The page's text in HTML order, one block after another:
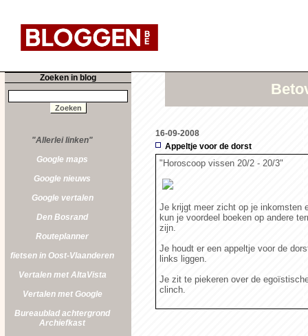
Zoeken in blog
"Allerlei linken"
Google maps
Google nieuws
Google vertalen
Den Bosrand
Routeplanner
fietsen in Oost-Vlaanderen
Vertalen met AltaVista
Vertalen met Google
Bureaublad achtergrond
Archiefkast
16-09-2008
Appeltje voor de dorst
"Horoscoop vissen 20/2 - 20/3"
Je krijgt meer zicht op je inkomsten
kun je voordeel boeken op andere
zijn.
Je houdt er een appeltje voor de
links liggen.
Je zit te piekeren over de
clinch.